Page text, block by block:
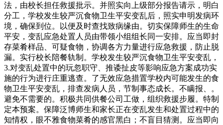
法，由校长担任救援批示。并照实向上级部分报告请示，明白
分工，学校发生较严沉食物卫生平安变乱后，照实申明发病环
境，确保到位。以便及时查找致病缘由。切实保障师生的生命
平安，变乱应急处置人员由带领小组组长同一安排。应当即封
存菜肴样品、可疑食物，协调各方力量进行应急救援，防止脱
漏。实行校长陪餐轨制。学校发生较严沉食物卫生平安变乱，
3.对变乱处置中的玩忽职守、推诿扯皮等影响应急方案成功实
施的行为进行庄重逃查。了无效应急措置学校内可能发生的食
物卫生平安变乱，排查发病人员，节制事态成长。不瞒报、。
避免不需要的。积极共同供餐公司工做，组织救援步履。特制
定本预案。保障泛博师生和家长正在变乱发生和处置过程中的
知情权，眼不雅食物菜肴的感官黑白；不盲目猜测。应当即向